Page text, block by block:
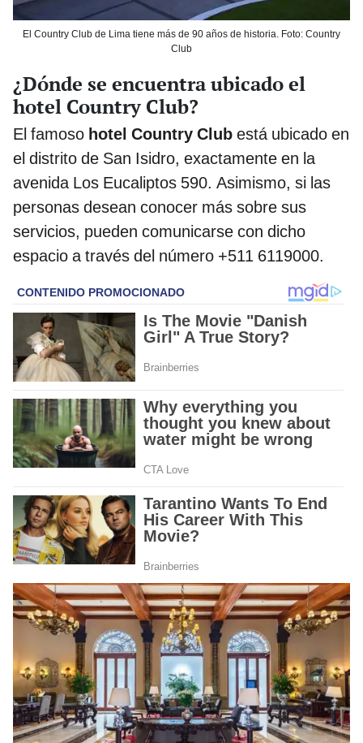
El Country Club de Lima tiene más de 90 años de historia. Foto: Country
Club
¿Dónde se encuentra ubicado el
hotel Country Club?
El famoso hotel Country Club está ubicado en
el distrito de San Isidro, exactamente en la
avenida Los Eucaliptos 590. Asimismo, si las
personas desean conocer más sobre sus
servicios, pueden comunicarse con dicho
espacio a través del número +511 6119000.